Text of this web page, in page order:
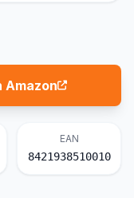
Amazon
EAN
8421938510010